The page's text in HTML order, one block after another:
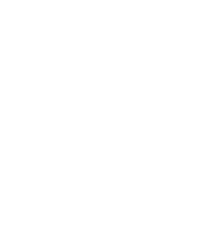
транспорта.
в Иркутске. Специалисты
также доступны